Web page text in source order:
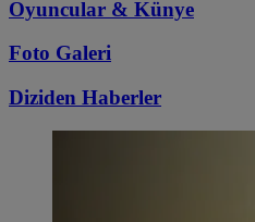
Oyuncular & Künye
Foto Galeri
Diziden Haberler